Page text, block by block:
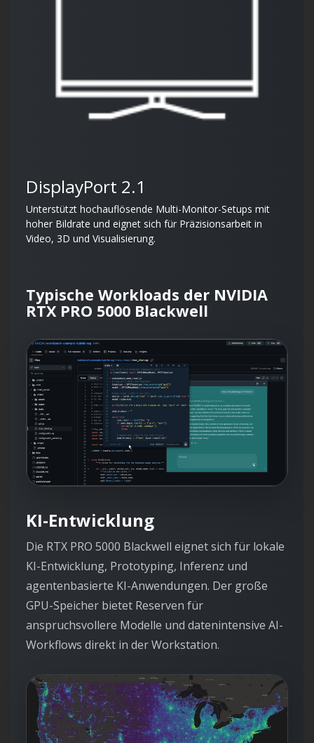
DisplayPort 2.1
Unterstützt hochauflösende Multi-Monitor-Setups mit
hoher Bildrate und eignet sich für Präzisionsarbeit in
Video, 3D und Visualisierung.
Typische Workloads der NVIDIA
RTX PRO 5000 Blackwell
KI-Entwicklung
Die RTX PRO 5000 Blackwell eignet sich für lokale
KI-Entwicklung, Prototyping, Inferenz und
agentenbasierte KI-Anwendungen. Der große
GPU-Speicher bietet Reserven für
anspruchsvollere Modelle und datenintensive AI-
Workflows direkt in der Workstation.